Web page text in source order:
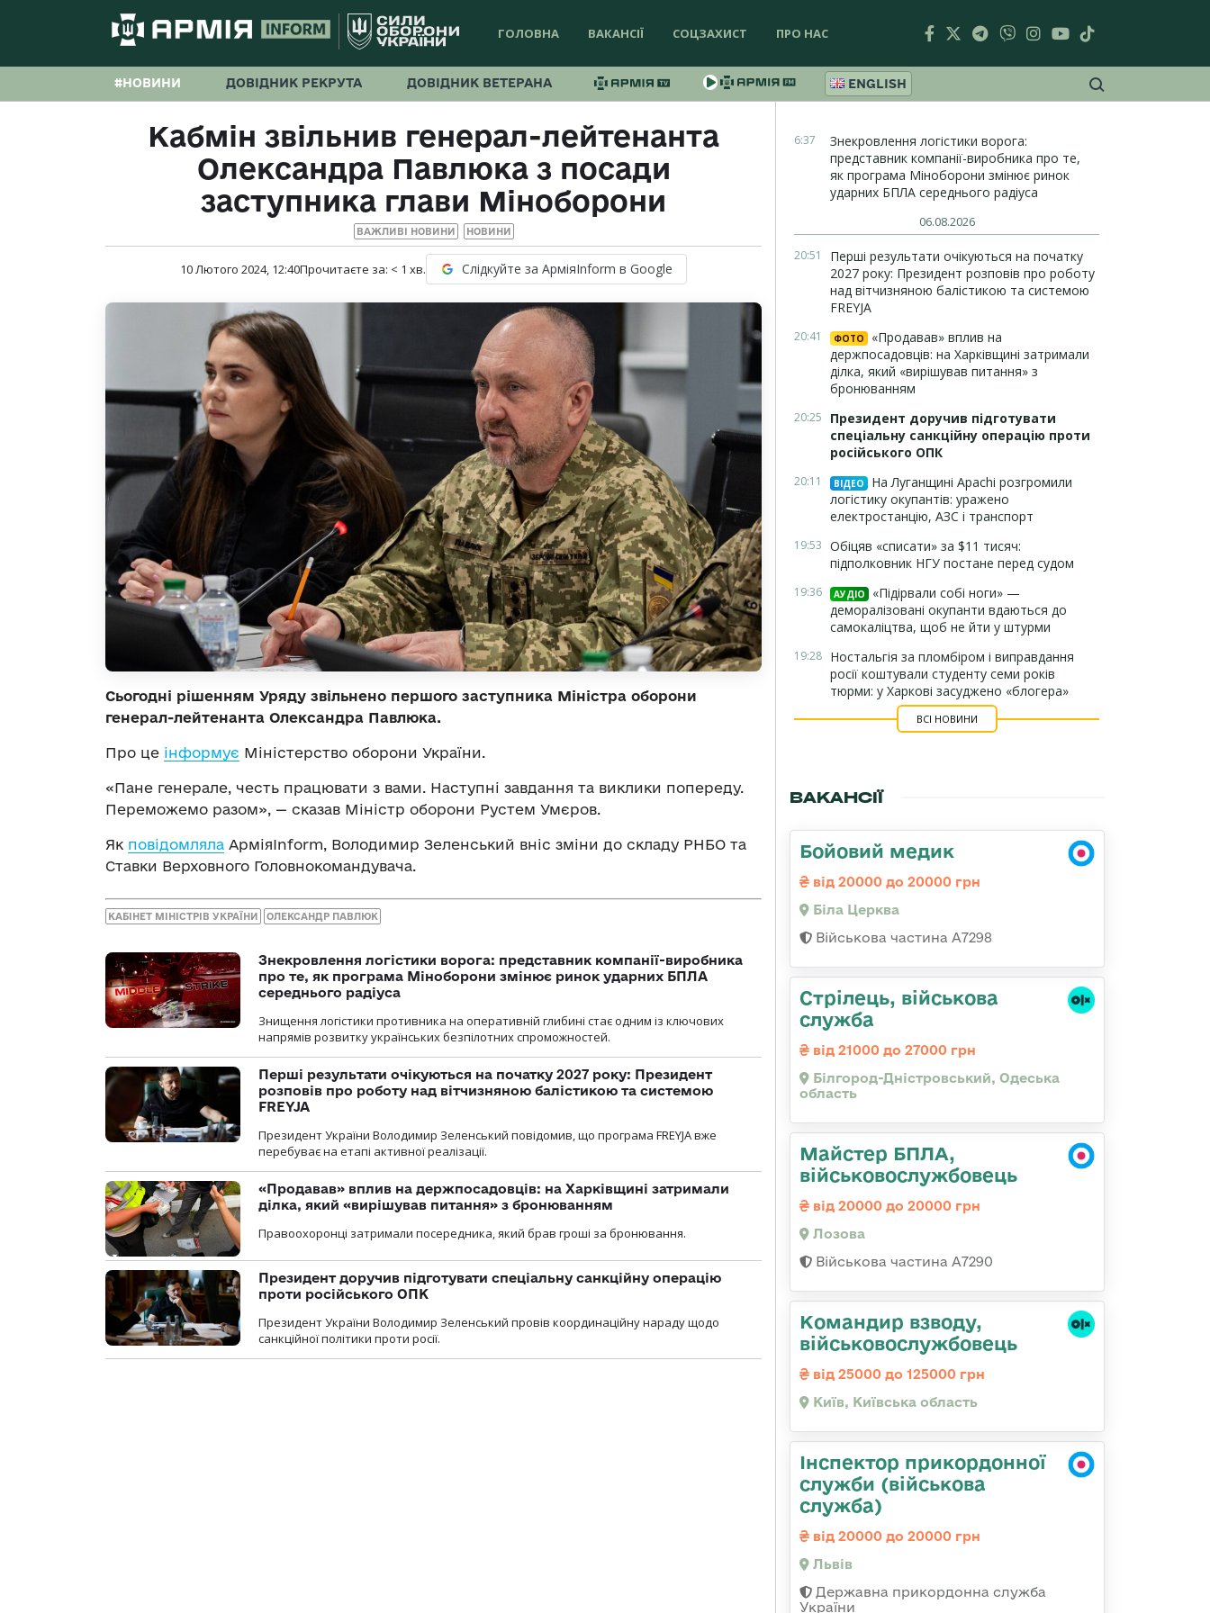
ГОЛОВНА ВАКАНСІЇ СОЦЗАХИСТ ПРО НАС
#НОВИНИ ДОВІДНИК РЕКРУТА ДОВІДНИК ВЕТЕРАНА ENGLISH
Кабмін звільнив генерал-лейтенанта
Олександра Павлюка з посади
заступника глави Міноборони
ВАЖЛИВІ НОВИНИ НОВИНИ
10 Лютого 2024, 12:40Прочитаєте за: < 1 хв. Слідкуйте за АрміяInform в Google
Сьогодні рішенням Уряду звільнено першого заступника Міністра оборони
генерал-лейтенанта Олександра Павлюка.
Про це інформує Міністерство оборони України.
«Пане генерале, честь працювати з вами. Наступні завдання та виклики попереду.
Переможемо разом», — сказав Міністр оборони Рустем Умєров.
Як повідомляла АрміяInform, Володимир Зеленський вніс зміни до складу РНБО та
Ставки Верховного Головнокомандувача.
КАБІНЕТ МІНІСТРІВ УКРАЇНИ ОЛЕКСАНДР ПАВЛЮК
Знекровлення логістики ворога: представник компанії-виробника
про те, як програма Міноборони змінює ринок ударних БПЛА
середнього радіуса
Знищення логістики противника на оперативній глибині стає одним із ключових
напрямів розвитку українських безпілотних спроможностей.
Перші результати очікуються на початку 2027 року: Президент
розповів про роботу над вітчизняною балістикою та системою
FREYJA
Президент України Володимир Зеленський повідомив, що програма FREYJA вже
перебуває на етапі активної реалізації.
«Продавав» вплив на держпосадовців: на Харківщині затримали
ділка, який «вирішував питання» з бронюванням
Правоохоронці затримали посередника, який брав гроші за бронювання.
Президент доручив підготувати спеціальну санкційну операцію
проти російського ОПК
Президент України Володимир Зеленський провів координаційну нараду щодо
санкційної політики проти росії.
6:37
Знекровлення логістики ворога:
представник компанії-виробника про те,
як програма Міноборони змінює ринок
ударних БПЛА середнього радіуса
06.08.2026
20:51
Перші результати очікуються на початку
2027 року: Президент розповів про роботу
над вітчизняною балістикою та системою
FREYJA
20:41 ФОТО
«Продавав» вплив на
держпосадовців: на Харківщині затримали
ділка, який «вирішував питання» з
бронюванням
20:25
Президент доручив підготувати
спеціальну санкційну операцію проти
російського ОПК
20:11 ВІДЕО
На Луганщині Apachi розгромили
логістику окупантів: уражено
електростанцію, АЗС і транспорт
19:53 Обіцяв «списати» за $11 тисяч:
підполковник НГУ постане перед судом
19:36 АУДІО
«Підірвали собі ноги» —
деморалізовані окупанти вдаються до
самокаліцтва, щоб не йти у штурми
19:28 Ностальгія за пломбіром і виправдання
росії коштували студенту семи років
тюрми: у Харкові засуджено «блогера»
ВСІ НОВИНИ
ВАКАНСІЇ
Бойовий медик
від 20000 до 20000 грн
Біла Церква
Військова частина А7298
Стрілець, військова
служба
від 21000 до 27000 грн
Білгород-Дністровський, Одеська
область
Майстер БПЛА,
військовослужбовець
від 20000 до 20000 грн
Лозова
Військова частина А7290
Командир взводу,
військовослужбовець
від 25000 до 125000 грн
Київ, Київська область
Інспектор прикордонної
служби (військова
служба)
від 20000 до 20000 грн
Львів
Державна прикордонна служба
України